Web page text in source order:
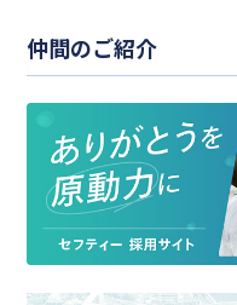
仲間のご紹介